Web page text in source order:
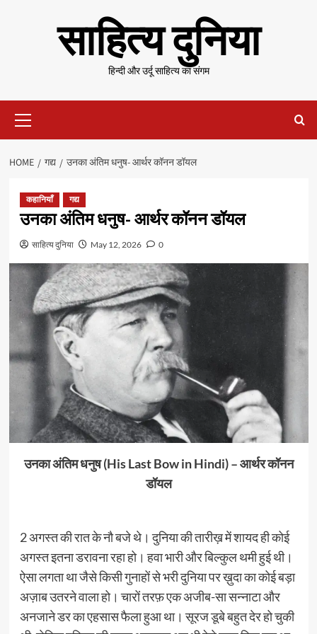
साहित्य दुनिया
हिन्दी और उर्दू साहित्य का संगम
Menu
HOME गद्य उनका अंतिम धनुष- आर्थर कॉनन डॉयल
कहानियाँ गद्य
उनका अंतिम धनुष- आर्थर कॉनन डॉयल
साहित्य दुनिया May 12, 2026 0
उनका अंतिम धनुष (His Last Bow in Hindi) – आर्थर कॉनन
डॉयल
2 अगस्त की रात के नौ बजे थे। दुनिया की तारीख़ में शायद ही कोई
अगस्त इतना डरावना रहा हो। हवा भारी और बिल्कुल थमी हुई थी।
ऐसा लगता था जैसे किसी गुनाहों से भरी दुनिया पर ख़ुदा का कोई बड़ा
अज़ाब उतरने वाला हो। चारों तरफ़ एक अजीब-सा सन्नाटा और
अनजाने डर का एहसास फैला हुआ था। सूरज डूबे बहुत देर हो चुकी